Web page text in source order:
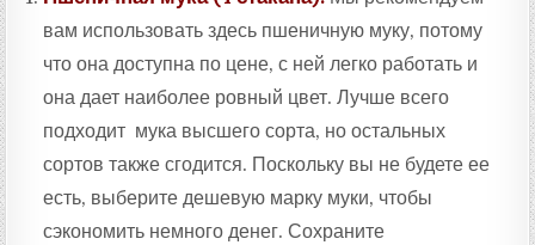
вам использовать здесь пшеничную муку, потому
что она доступна по цене, с ней легко работать и
она дает наиболее ровный цвет. Лучше всего
подходит мука высшего сорта, но остальных
сортов также сгодится. Поскольку вы не будете ее
есть, выберите дешевую марку муки, чтобы
сэкономить немного денег. Сохраните